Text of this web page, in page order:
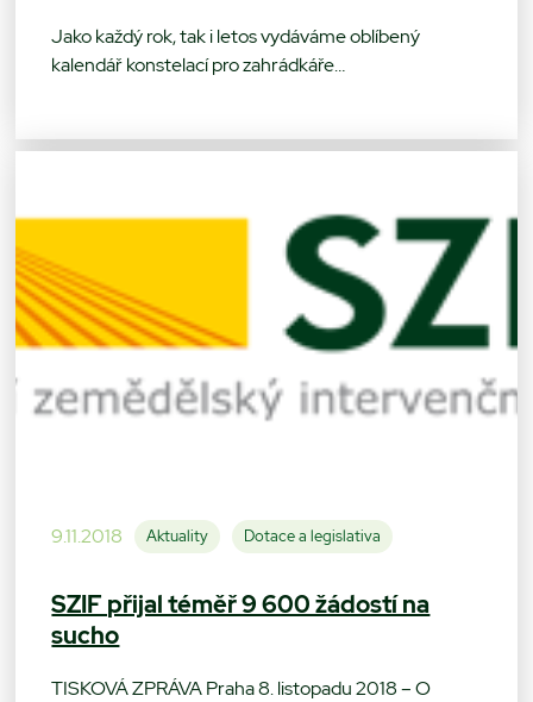
Jako každý rok, tak i letos vydáváme oblíbený
kalendář konstelací pro zahrádkáře…
9.11.2018 Aktuality Dotace a legislativa
SZIF přijal téměř 9 600 žádostí na
sucho
TISKOVÁ ZPRÁVA Praha 8. listopadu 2018 – O